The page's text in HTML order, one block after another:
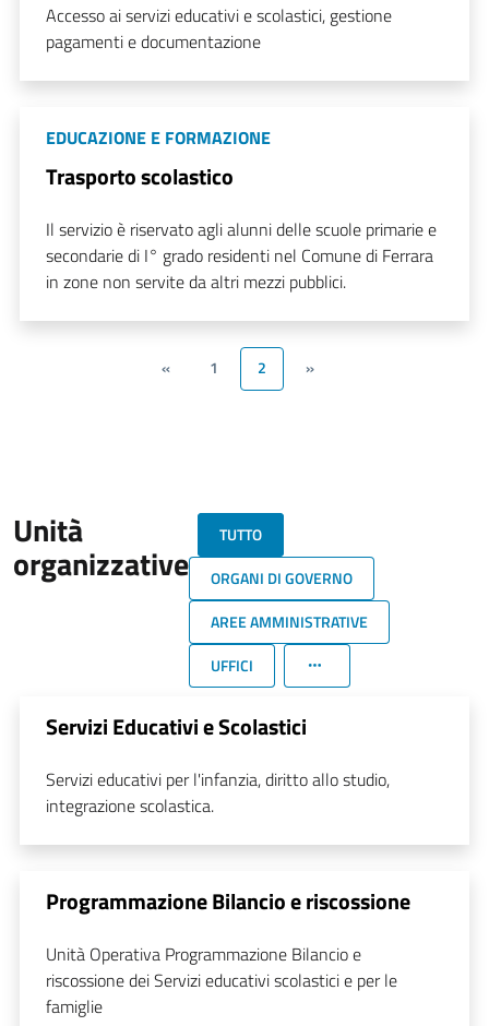
Accesso ai servizi educativi e scolastici, gestione
pagamenti e documentazione
EDUCAZIONE E FORMAZIONE
Trasporto scolastico
Il servizio è riservato agli alunni delle scuole primarie e
secondarie di I° grado residenti nel Comune di Ferrara
in zone non servite da altri mezzi pubblici.
« 1 2 »
Unità
organizzative
TUTTO
ORGANI DI GOVERNO
AREE AMMINISTRATIVE
UFFICI
Servizi Educativi e Scolastici
Servizi educativi per l'infanzia, diritto allo studio,
integrazione scolastica.
Programmazione Bilancio e riscossione
Unità Operativa Programmazione Bilancio e
riscossione dei Servizi educativi scolastici e per le
famiglie